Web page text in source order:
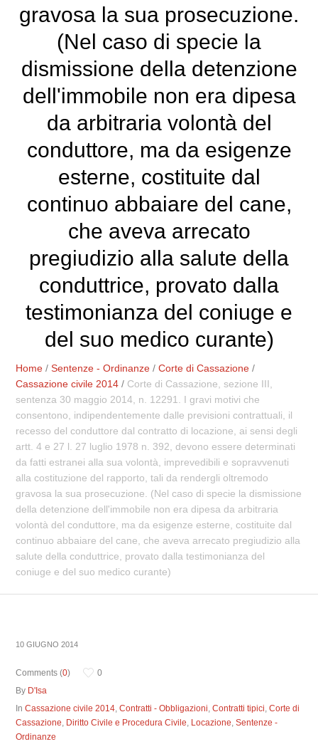
gravosa la sua prosecuzione.
(Nel caso di specie la
dismissione della detenzione
dell'immobile non era dipesa
da arbitraria volontà del
conduttore, ma da esigenze
esterne, costituite dal
continuo abbaiare del cane,
che aveva arrecato
pregiudizio alla salute della
conduttrice, provato dalla
testimonianza del coniuge e
del suo medico curante)
Home /Sentenze - Ordinanze /Corte di Cassazione /
Cassazione civile 2014 / Corte di Cassazione, sezione III,
sentenza 30 maggio 2014, n. 12291. I gravi motivi che
consentono, indipendentemente dalle previsioni contrattuali, il
recesso del conduttore dal contratto di locazione, ai sensi degli
artt. 4 e 27 l. 27 luglio 1978 n. 392, devono essere determinati
da fatti estranei alla sua volontà, imprevedibili e sopravvenuti
alla costituzione del rapporto, tali da rendergli oltremodo
gravosa la sua prosecuzione. (Nel caso di specie la dismissione
della detenzione dell'immobile non era dipesa da arbitraria
volontà del conduttore, ma da esigenze esterne, costituite dal
continuo abbaiare del cane, che aveva arrecato pregiudizio alla
salute della conduttrice, provato dalla testimonianza del
coniuge e del suo medico curante)
10 GIUGNO 2014
Comments (0)
0
By D'Isa
InCassazione civile 2014,Contratti - Obbligazioni,Contratti tipici,Corte di
Cassazione, Diritto Civile e Procedura Civile, Locazione,Sentenze -
Ordinanze